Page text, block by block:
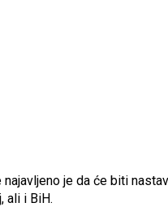
je da će biti
ali i BiH.